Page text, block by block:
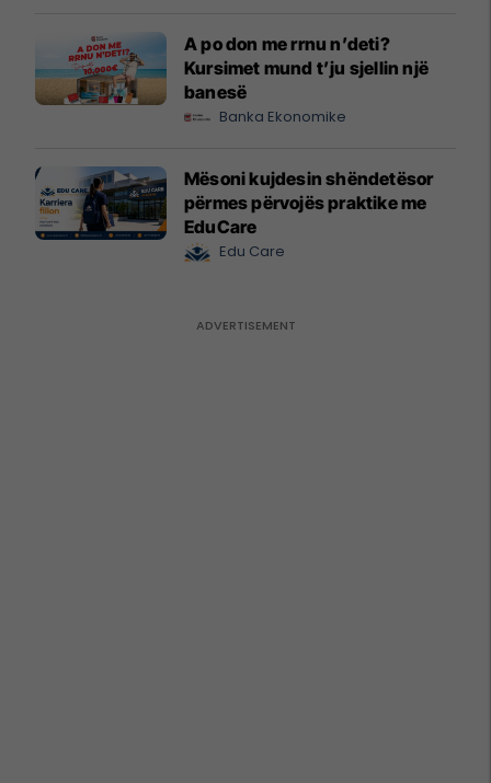
A po don me rrnu n’deti?
Kursimet mund t’ju sjellin një
banesë
Banka Ekonomike
Mësoni kujdesin shëndetësor
përmes përvojës praktike me
EduCare
Edu Care